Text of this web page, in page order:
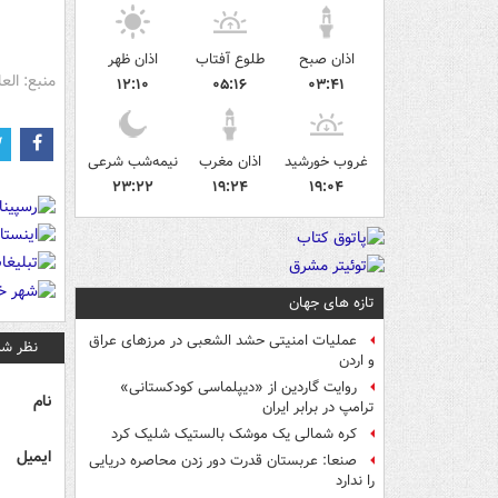
اذان صبح
۰۳:۴۱
طلوع آفتاب
۰۵:۱۶
اذان ظهر
۱۲:۱۰
غروب خورشید
۱۹:۰۴
اذان مغرب
۱۹:۲۴
نیمه‌شب شرعی
۲۳:۲۲
تازه های جهان
عملیات امنیتی حشد الشعبی در مرزهای عراق
و اردن
روایت گاردین از «دیپلماسی کودکستانی»
ترامپ در برابر ایران
کره شمالی یک موشک بالستیک شلیک کرد
صنعا: عربستان قدرت دور زدن محاصره دریایی
را ندارد
منبع:
نظر
نام
ایمیل